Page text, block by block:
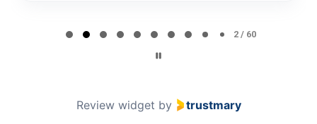
2 / 60
Review widget by trustmary